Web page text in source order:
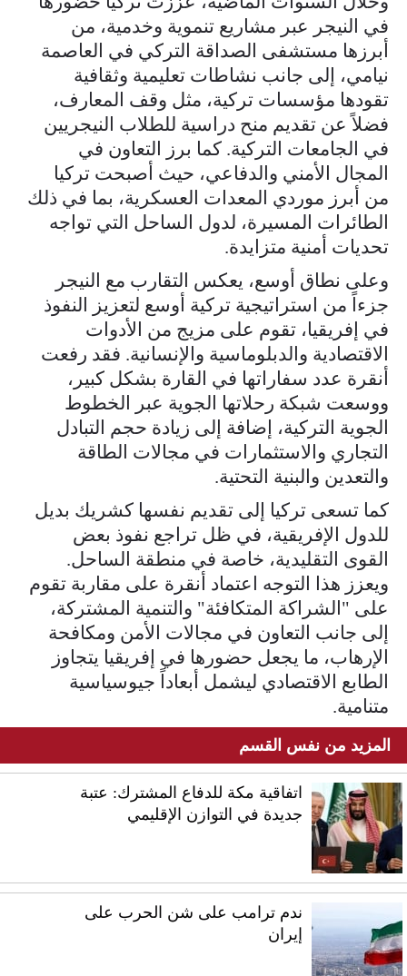
في النيجر عبر مشاريع تنموية وخدمية، من
أبرزها مستشفى الصداقة التركي في العاصمة
نيامي، إلى جانب نشاطات تعليمية وثقافية
تقودها مؤسسات تركية، مثل وقف المعارف،
فضلاً عن تقديم منح دراسية للطلاب النيجريين
في الجامعات التركية. كما برز التعاون في
المجال الأمني والدفاعي، حيث أصبحت تركيا
من أبرز موردي المعدات العسكرية، بما في ذلك
الطائرات المسيرة، لدول الساحل التي تواجه
تحديات أمنية متزايدة.
وعلى نطاق أوسع، يعكس التقارب مع النيجر
جزءاً من استراتيجية تركية أوسع لتعزيز النفوذ
في إفريقيا، تقوم على مزيج من الأدوات
الاقتصادية والدبلوماسية والإنسانية. فقد رفعت
أنقرة عدد سفاراتها في القارة بشكل كبير،
ووسعت شبكة رحلاتها الجوية عبر الخطوط
الجوية التركية، إضافة إلى زيادة حجم التبادل
التجاري والاستثمارات في مجالات الطاقة
والتعدين والبنية التحتية.
كما تسعى تركيا إلى تقديم نفسها كشريك بديل
للدول الإفريقية، في ظل تراجع نفوذ بعض
القوى التقليدية، خاصة في منطقة الساحل.
ويعزز هذا التوجه اعتماد أنقرة على مقاربة تقوم
على "الشراكة المتكافئة" والتنمية المشتركة،
إلى جانب التعاون في مجالات الأمن ومكافحة
الإرهاب، ما يجعل حضورها في إفريقيا يتجاوز
الطابع الاقتصادي ليشمل أبعاداً جيوسياسية
متنامية.
المزيد من نفس القسم
اتفاقية مكة للدفاع المشترك: عتبة
جديدة في التوازن الإقليمي
ندم ترامب على شن الحرب على
إيران